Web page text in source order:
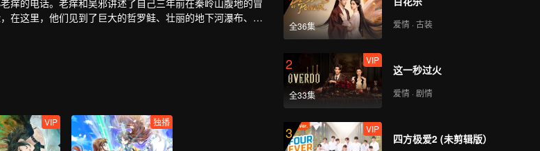
痒的电话。老痒和吴邪讲述了自己三年前在秦岭山腹地的冒
在这里，他们见到了巨大的哲罗鲑、壮丽的地下河瀑布、不
VIP 独播
全36集 爱情 · 古装
2
全33集
VIP
这一秒过火
爱情 · 剧情
3 VIP
四方极爱2 (未剪辑版）